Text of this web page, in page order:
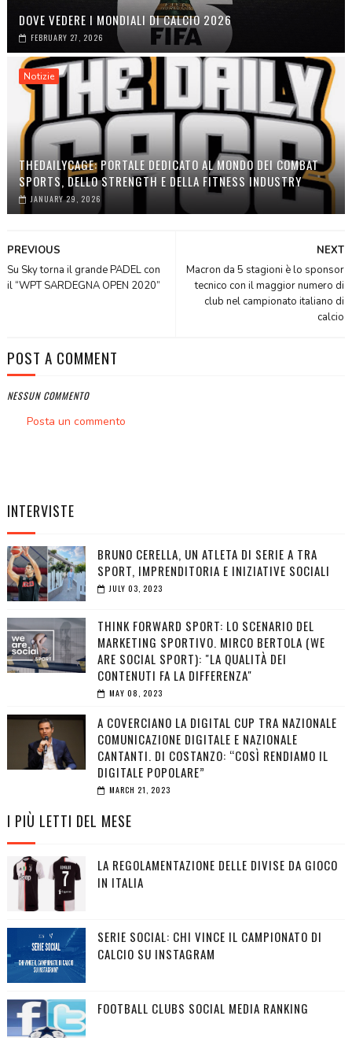
DOVE VEDERE I MONDIALI DI CALCIO 2026
FEBRUARY 27, 2026
Notizie
THEDAILYCAGE: PORTALE DEDICATO AL MONDO DEI COMBAT
SPORTS, DELLO STRENGTH E DELLA FITNESS INDUSTRY
JANUARY 29, 2026
NEXT
Macron da 5 stagioni è lo sponsor
tecnico con il maggior numero di
club nel campionato italiano di
calcio
PREVIOUS
Su Sky torna il grande PADEL con
il “WPT SARDEGNA OPEN 2020”
POST A COMMENT
NESSUN COMMENTO
Posta un commento
INTERVISTE
BRUNO CERELLA, UN ATLETA DI SERIE A TRA
SPORT, IMPRENDITORIA E INIZIATIVE SOCIALI
JULY 03, 2023
THINK FORWARD SPORT: LO SCENARIO DEL
MARKETING SPORTIVO. MIRCO BERTOLA (WE
ARE SOCIAL SPORT): "LA QUALITÀ DEI
CONTENUTI FA LA DIFFERENZA"
MAY 08, 2023
A COVERCIANO LA DIGITAL CUP TRA NAZIONALE
COMUNICAZIONE DIGITALE E NAZIONALE
CANTANTI. DI COSTANZO: “COSÌ RENDIAMO IL
DIGITALE POPOLARE”
MARCH 21, 2023
I PIÙ LETTI DEL MESE
LA REGOLAMENTAZIONE DELLE DIVISE DA GIOCO
IN ITALIA
SERIE SOCIAL: CHI VINCE IL CAMPIONATO DI
CALCIO SU INSTAGRAM
FOOTBALL CLUBS SOCIAL MEDIA RANKING